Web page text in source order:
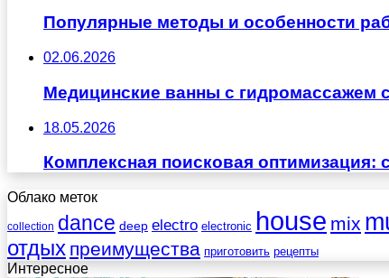
Популярные методы и особенности
02.06.2026
Медицинские ванны с гидромассажем
18.05.2026
Комплексная поисковая
Облако меток
collection dance deep electro electronic house mix
отдых преимущества приготовить рецепты
Интересное